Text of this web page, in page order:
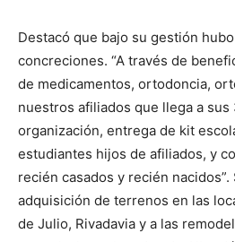
Destacó que bajo su gestión
concreciones. “A través de
de medicamentos, ortodoncia,
nuestros afiliados que llega a
organización, entrega de kit
estudiantes hijos de afiliados, y
recién casados y recién
adquisición de terrenos en las
de Julio, Rivadavia y a las